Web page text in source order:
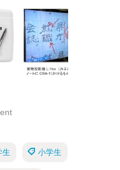
生 小学生